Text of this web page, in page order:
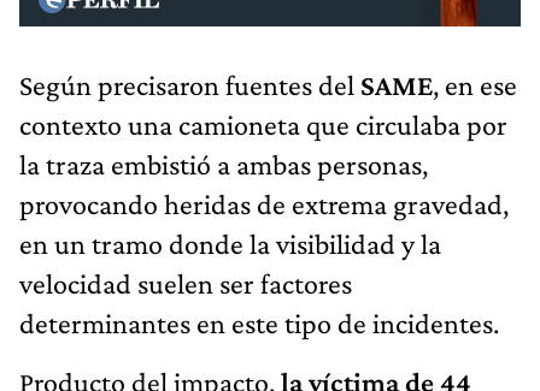
Según precisaron fuentes del SAME, en ese
contexto una camioneta que circulaba por
la traza embistió a ambas personas,
provocando heridas de extrema gravedad,
en un tramo donde la visibilidad y la
velocidad suelen ser factores
determinantes en este tipo de incidentes.
Producto del impacto,la víctima de 44